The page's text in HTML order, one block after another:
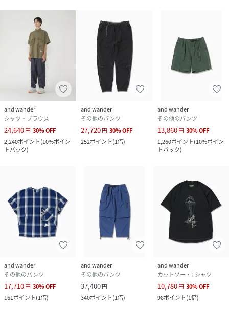
and wander
シャツ・ブラウス
24,640円 30%OFF
2,240ポイント(10%ポイン
トバック)
and wander
その他のパンツ
27,720円 30%OFF
252ポイント(1倍)
and wander
その他のパンツ
13,860円 30%OFF
1,260ポイント(10%ポイン
トバック)
and wander
その他のパンツ
17,710円 30%OFF
161ポイント(1倍)
and wander
その他のパンツ
37,400円
340ポイント(1倍)
and wander
カットソー・Tシャツ
10,780円 30%OFF
98ポイント(1倍)